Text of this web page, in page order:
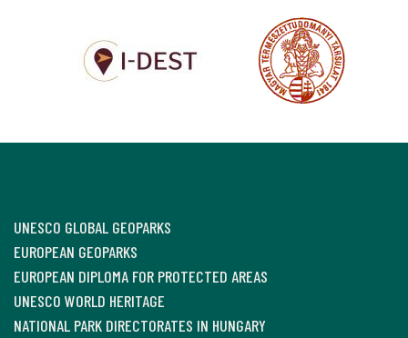
UNESCO GLOBAL GEOPARKS
EUROPEAN GEOPARKS
EUROPEAN DIPLOMA FOR PROTECTED AREAS
UNESCO WORLD HERITAGE
NATIONAL PARK DIRECTORATES IN HUNGARY